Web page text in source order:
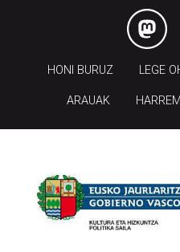
HONI BURUZ LEGE
ARAUAK